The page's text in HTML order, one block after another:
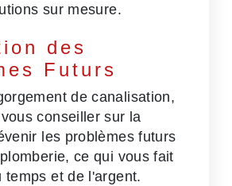
sur mesure.
des
Futurs
de canalisation,
conseiller sur la
les problèmes futurs
ce qui vous fait
temps et de l'argent.